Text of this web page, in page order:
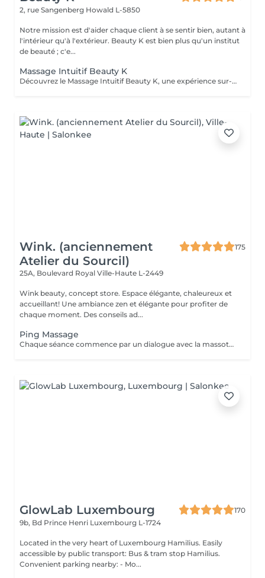
2, rue Sangenberg Howald L-5850
Notre mission est d'aider chaque client à se sentir bien, autant à
l'intérieur qu'à l'extérieur. Beauty K est bien plus qu'un institut
de beauté ; c'e...
Massage Intuitif Beauty K
Découvrez le Massage Intuitif Beauty K, une expérience sur-mesure où nos praticiennes se connectent profondément à votre corps pour vous offrir une séance personnalisée et apaisante. Formées à diverses techniques, elles vous guideront dans un voyage sensoriel unique, adapté à vos besoins. Choisissez votre praticienne selon votre intuition, et laissez-vous emporter par ce massage exclusif dans notre espace de sérénité. Dès votre arrivée, vous serez enveloppé dans une ambiance chaleureuse et relaxante, avec lumière tamisée et arômes délicats, parfaits pour la détente totale. Le massage commence par des effleurages doux, préparant le corps à un modelage plus profond, libérant les tensions et stimulant la circulation.
Wink. (anciennement
Atelier du Sourcil)
175
25A, Boulevard Royal Ville-Haute L-2449
Wink beauty, concept store. Espace élégante, chaleureux et
accueillant! Une ambiance zen et élégante pour profiter de
chaque moment. Des conseils ad...
Ping Massage
Chaque séance commence par un dialogue avec la massothérapeute, pour comprendre vos besoins et créer une séance sur-mesure.
GlowLab Luxembourg
170
9b, Bd Prince Henri Luxembourg L-1724
Located in the very heart of Luxembourg Hamilius. Easily
accessible by public transport: Bus & tram stop Hamilius.
Convenient parking nearby: - Mo...